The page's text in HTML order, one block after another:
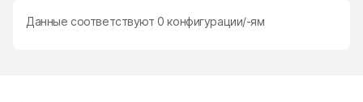
Данные соответствуют0 конфигурации/-ям